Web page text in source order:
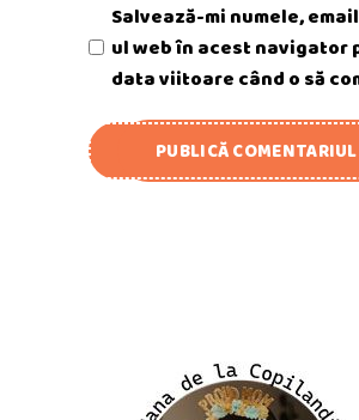
Salvează-mi numele,
ul web în acest navigator
data viitoare când o să
PUBLICĂ COMENTARIUL